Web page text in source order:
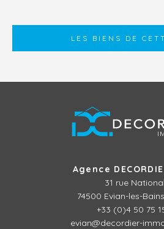
LES BIENS DE
Agence
31 rue
74500 Evian-les-
+33 (0)4 50 75
evian@decordier-